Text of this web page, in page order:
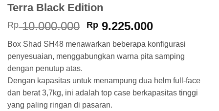
Terra Black Edition
Rp10.000.000 Harga
adalah:
Rp 10.000.000.
Rp 9.225.000Harga
ini
adalah:
Box Shad SH48 menawarkan beberapa konfigurasi
penyesuaian, menggabungkan warna pita samping
dengan penutup atas.
Dengan kapasitas untuk menampung dua helm full-face
dan berat 3,7kg, ini adalah top case berkapasitas tinggi
yang paling ringan di pasaran.